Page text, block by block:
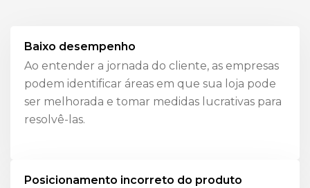
Baixo desempenho
Ao entender a jornada do cliente, as empresas
podem identificar áreas em que sua loja pode
ser melhorada e tomar medidas lucrativas para
resolvê-las.
Posicionamento incorreto do produto